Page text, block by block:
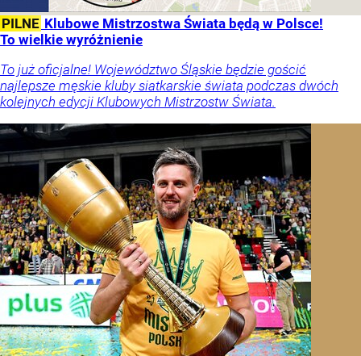
PILNE Klubowe Mistrzostwa Świata będą w Polsce!
To wielkie wyróżnienie
To już oficjalne! Województwo Śląskie będzie gościć
najlepsze męskie kluby siatkarskie świata podczas dwóch
kolejnych edycji Klubowych Mistrzostw Świata.